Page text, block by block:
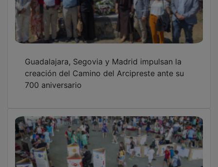
La Feria de la Ciencia de Marchamalo crece
en su segunda edición, con 25 stands en la
Cubierta